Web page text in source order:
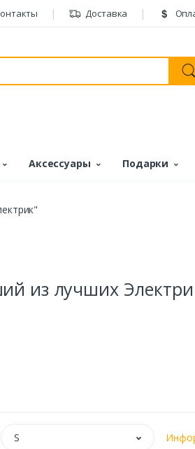
Доставка
Аксессуары Подарки
из лучших
S